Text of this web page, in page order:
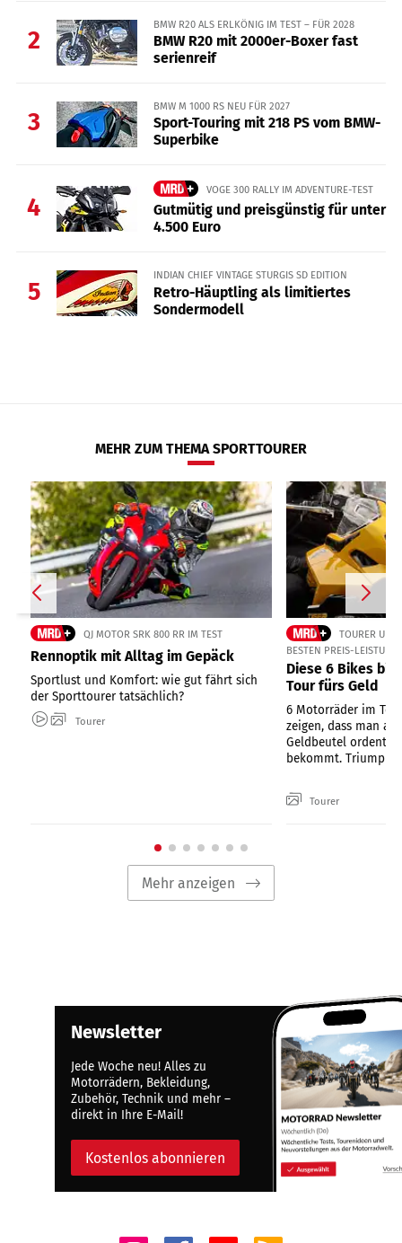
2
BMW R20 ALS ERLKÖNIG IM TEST – FÜR 2028
BMW R20 mit 2000er-Boxer fast
serienreif
3
BMW M 1000 RS NEU FÜR 2027
Sport-Touring mit 218 PS vom BMW-
Superbike
4
VOGE 300 RALLY IM ADVENTURE-TEST
Gutmütig und preisgünstig für unter
4.500 Euro
5
INDIAN CHIEF VINTAGE STURGIS SD EDITION
Retro-Häuptling als limitiertes
Sondermodell
MEHR ZUM THEMA SPORTTOURER
QJ MOTOR SRK 800 RR IM TEST
Rennoptik mit Alltag im Gepäck
Sportlust und Komfort: wie gut fährt sich
der Sporttourer tatsächlich?
Tourer
TOURER UND
BESTEN PREIS-LEISTUNG
Diese 6 Bikes
Tour fürs Geld
6 Motorräder im Test
zeigen, dass man
Geldbeutel
bekommt. Triumph,
Tourer
Mehr anzeigen
Newsletter
Jede Woche neu! Alles zu
Motorrädern, Bekleidung,
Zubehör, Technik und mehr –
direkt in Ihre E-Mail!
Kostenlos abonnieren